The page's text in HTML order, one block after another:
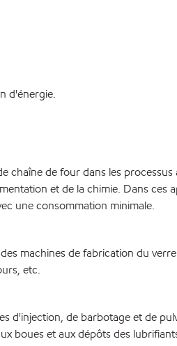
d'énergie.
de four dans les
et de la chimie. Dans
une consommation minimale.
machines de fabrication du
etc.
de barbotage et de
boues et aux dépôts des